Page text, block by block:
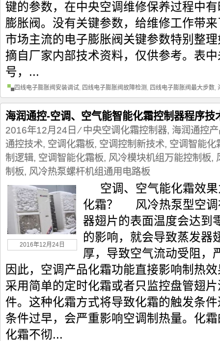
键的参数，在中央空调维修保养过程中
膨胀阀。没有关键参数，给维修工作带
市场主流的电子膨胀阀关键参数特别整
摘自厂家内部技术资料，仅供参考。表
号，...
四线电子膨胀阀安装调试, 四线电子膨胀阀故障检测 , 四线电子膨胀阀最大步数,
海润通控-空调、空气能智能化霜控制器程序技
2016年12月24日 ⁄中央空调化霜控制器, 海润通控
通控技术, 空调化霜板, 空调控制新技术, 空调智能化
制逻辑, 空调智能化霜板, 风冷模块机组万能控制板,
制板, 风冷热泵螺杆机组通用电路板
2016年12月24日
空调、空气能化霜效果
化霜？ 风冷热泵型空调
器翅片的表面温度会达到
的影响，就会导致蒸发器
厚，导致空气流动受阻，
因此，空调产品化霜功能直接影响制
采用简单的定时化霜或者只监控盘管翅
件。这种化霜方式将导致化霜的触发条
条件过早，会严重影响空调制热量。化
化霜不彻...